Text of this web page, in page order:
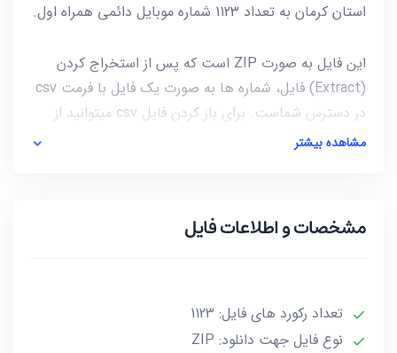
استان کرمان به تعداد 1123 شماره موبایل دائمی همراه اول.
این فایل به صورت ZIP است که پس از استخراج کردن
(Extract) فایل، شماره ها به صورت یک فایل با فرمت csv
در دسترس شماست. برای باز کردن فایل csv میتوانید از
notepad و یا از خود نرم افزار excel استفاده کنید.
و حجم این فایل کمتر از 4KB است.
حداکثر 20 درصد خطا داشته باشند.***
مشاهده بیشتر
مشخصات و اطلاعات فایل
تعداد رکورد های فایل: 1123
نوع فایل جهت دانلود: ZIP